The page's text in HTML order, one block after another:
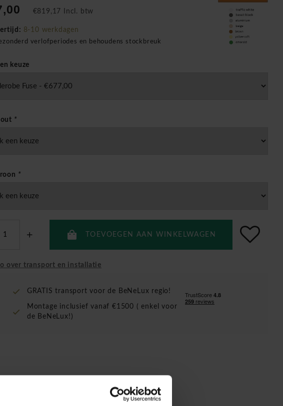
€819,17 Incl. btw
8-10 werkdagen
verlofperiodes en behoudens stockbreuk
keuze
*
*
TOEVOEGEN AAN WINKELWAGEN
over transport en installatie
GRATIS transport voor de BeNeLux regio!
Montage inclusief vanaf €1500 ( enkel voor
de BeNeLux!)